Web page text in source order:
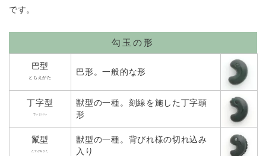
です。
勾玉の形
巴型
ともえがた
巴形。一般的な形
丁字型
ていじけい
獣型の一種。刻線を施した丁字頭
形
鬣型
たてがみがた
獣型の一種。背びれ様の切れ込み
入り